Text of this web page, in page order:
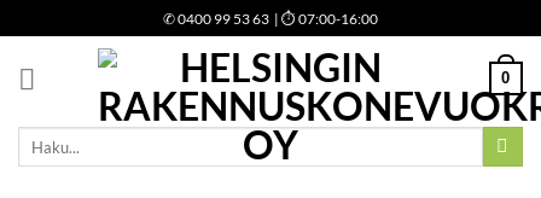
to
content
✆0400 99 53 63 | ⏱ 07:00-16:00
0
Etsi: